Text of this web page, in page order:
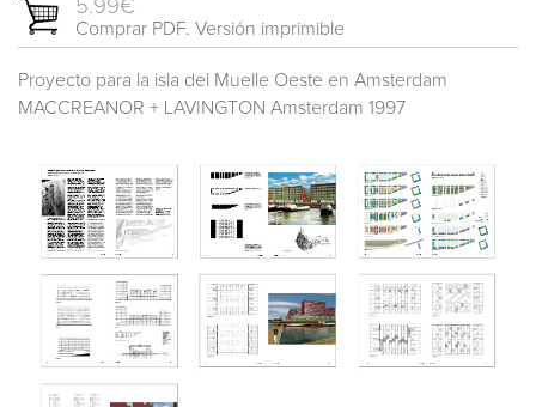
5.99€
Comprar PDF. Versión imprimible
Proyecto para la isla del Muelle Oeste en Amsterdam
MACCREANOR + LAVINGTON Amsterdam 1997